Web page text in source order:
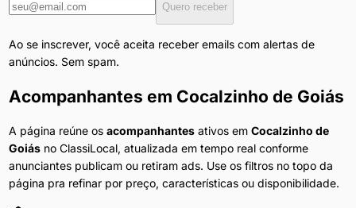
Quero receber
Ao se inscrever, você aceita receber emails com alertas de
anúncios. Sem spam.
Acompanhantes em Cocalzinho de Goiás
A página reúne os acompanhantesativos em Cocalzinho de
Goiásno ClassiLocal, atualizada em tempo real conforme
anunciantes publicam ou retiram ads. Use os filtros no topo da
página pra refinar por preço, características ou disponibilidade.